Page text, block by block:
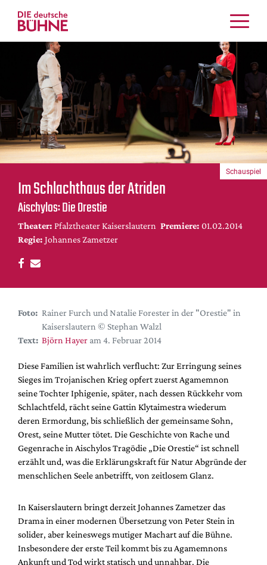
Kritiken
Schauspiel
Musiktheater
Tanz
Crossover
Bühnenwelt
Festivals & Veranstaltungen
Menschen & Theater
Themen
Internationales
Nachrufe
DdB-map
Premierensuche
Festival-Planer
Alle Hefte
Leseproben
Podcast
Service
Shop / Abo
Newsletter
Autor:innen
Partner
Mediadaten
Im Schlachthaus der Atriden
Aischylos: Die Orestie
Theater: Pfalztheater Kaiserslautern Premiere: 01.02.2014
Regie: Johannes Zametzer
Schauspiel
Foto: Rainer Furch und Natalie Forester in der "Orestie" in
Kaiserslautern © Stephan Walzl
Text: Björn Hayer am 4. Februar 2014
Diese Familien ist wahrlich verflucht: Zur Erringung seines
Sieges im Trojanischen Krieg opfert zuerst Agamemnon
seine Tochter Iphigenie, später, nach dessen Rückkehr vom
Schlachtfeld, rächt seine Gattin Klytaimestra wiederum
deren Ermordung, bis schließlich der gemeinsame Sohn,
Orest, seine Mutter tötet. Die Geschichte von Rache und
Gegenrache in Aischylos Tragödie „Die Orestie“ ist schnell
erzählt und, was die Erklärungskraft für Natur Abgründe der
menschlichen Seele anbetrifft, von zeitlosem Glanz.
In Kaiserslautern bringt derzeit Johannes Zametzer das
Drama in einer modernen Übersetzung von Peter Stein in
solider, aber keineswegs mutiger Machart auf die Bühne.
Insbesondere der erste Teil kommt bis zu Agamemnons
Ankunft und Tod wirkt statisch und unnahbar. Die